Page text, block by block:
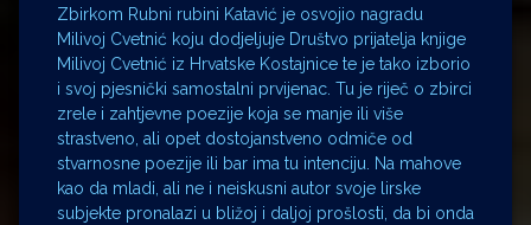
Zbirkom Rubni rubini Katavić je osvojio nagradu
Milivoj Cvetnić koju dodjeljuje Društvo prijatelja knjige
Milivoj Cvetnić iz Hrvatske Kostajnice te je tako izborio
i svoj pjesnički samostalni prvijenac. Tu je riječ o zbirci
zrele i zahtjevne poezije koja se manje ili više
strastveno, ali opet dostojanstveno odmiče od
stvarnosne poezije ili bar ima tu intenciju. Na mahove
kao da mladi, ali ne i neiskusni autor svoje lirske
subjekte pronalazi u bližoj i daljoj prošlosti, da bi onda